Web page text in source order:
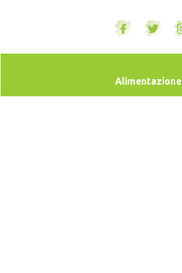
Alimentazione